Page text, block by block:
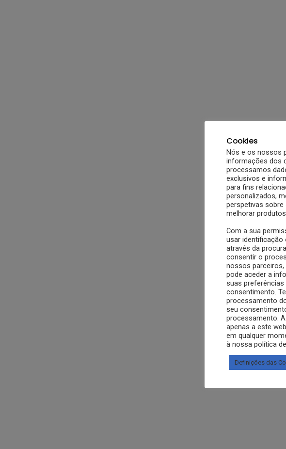
Cookies
Nós e os nossos
informações dos
processamos
exclusivos e
para fins
personalizados,
perspetivas sobre
melhorar produtos.
Com a sua
usar identificação
através da
consentir o
nossos parceiros,
pode aceder a
suas
consentimento.
processamento
seu
processamento.
apenas a este
em qualquer
à nossa política
Definições das